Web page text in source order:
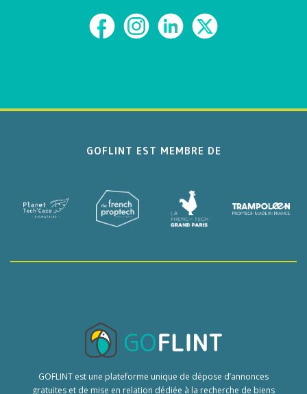
GOFLINT EST MEMBRE DE
GOFLINT est une plateforme unique de dépose d’annonces
gratuites et de mise en relation dédiée à la recherche de biens